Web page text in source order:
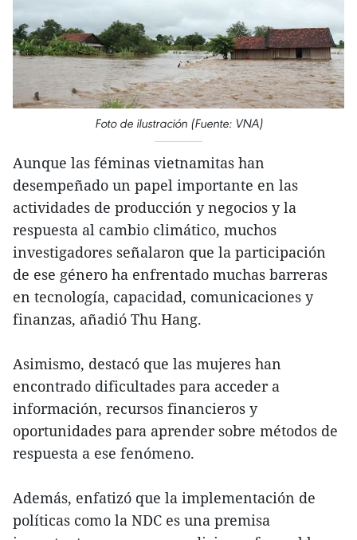
Foto de ilustración (Fuente: VNA)
Aunque las féminas vietnamitas han
desempeñado un papel importante en las
actividades de producción y negocios y la
respuesta al cambio climático, muchos
investigadores señalaron que la participación
de ese género ha enfrentado muchas barreras
en tecnología, capacidad, comunicaciones y
finanzas, añadió Thu Hang.
Asimismo, destacó que las mujeres han
encontrado dificultades para acceder a
información, recursos financieros y
oportunidades para aprender sobre métodos de
respuesta a ese fenómeno.
Además, enfatizó que la implementación de
políticas como la NDC es una premisa